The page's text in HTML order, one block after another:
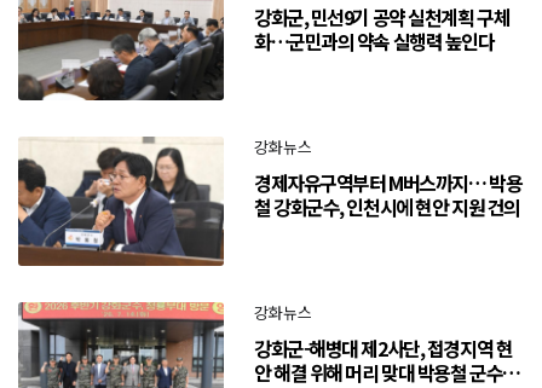
강화군, 민선9기 공약 실천계획 구체
화…군민과의 약속 실행력 높인다
강화뉴스
경제자유구역부터 M버스까지… 박용
철 강화군수, 인천시에 현안 지원 건의
강화뉴스
강화군-해병대 제2사단, 접경지역 현
안 해결 위해 머리 맞대 박용철 군수